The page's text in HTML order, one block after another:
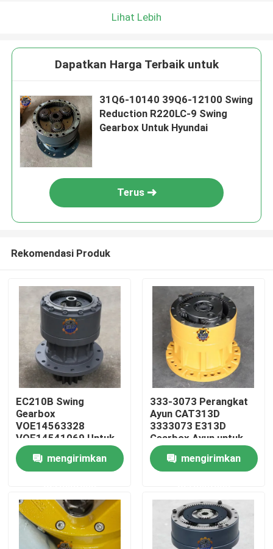
Rumah
Produk
Tentang kami
Lihat Lebih
Dapatkan Harga Terbaik untuk
31Q6-10140 39Q6-12100 Swing
Reduction R220LC-9 Swing
Gearbox Untuk Hyundai
Terus
Rekomendasi Produk
EC210B Swing
Gearbox
VOE14563328
VOE14541069 Untuk
EC210 Slew Reducer
mengirimkan
333-3073 Perangkat
Ayun CAT313D
3333073 E313D
Gearbox Ayun untuk
Suku Cadang
Excavatormengirimkan